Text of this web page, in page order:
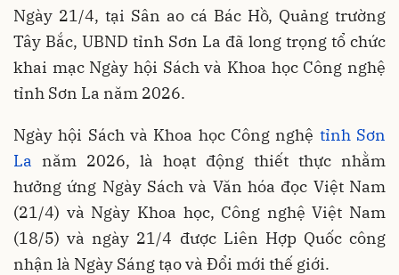
Ngày 21/4, tại Sân ao cá Bác Hồ, Quảng trường
Tây Bắc, UBND tỉnh Sơn La đã long trọng tổ chức
khai mạc Ngày hội Sách và Khoa học Công nghệ
tỉnh Sơn La năm 2026.
Ngày hội Sách và Khoa học Công nghệ tỉnh Sơn
La năm 2026, là hoạt động thiết thực nhằm
hưởng ứng Ngày Sách và Văn hóa đọc Việt Nam
(21/4) và Ngày Khoa học, Công nghệ Việt Nam
(18/5) và ngày 21/4 được Liên Hợp Quốc công
nhận là Ngày Sáng tạo và Đổi mới thế giới.